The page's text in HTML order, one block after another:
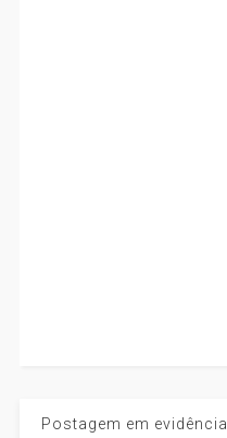
Postagem em evidência